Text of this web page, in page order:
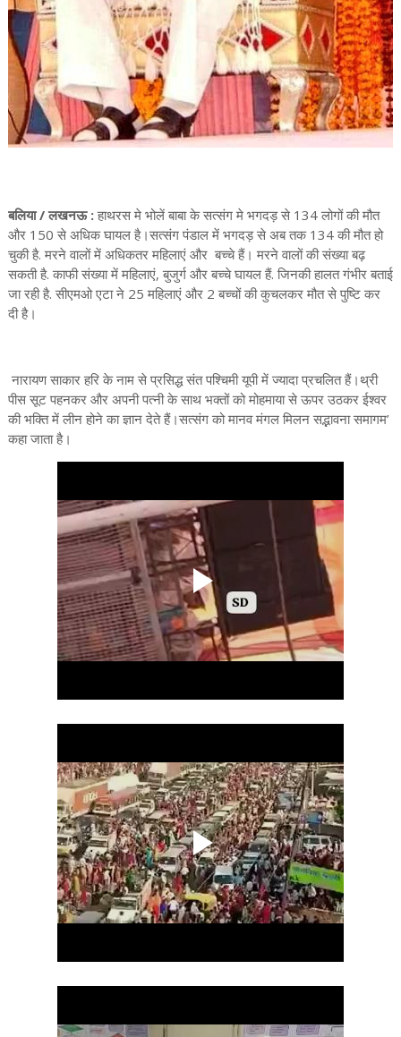
बलिया / लखनऊ :हाथरस मे भोलें बाबा के सत्संग मे भगदड़ से 134 लोगों की मौत
और 150 से अधिक घायल है।सत्संग पंडाल में भगदड़ से अब तक 134 की मौत हो
चुकी है. मरने वालों में अधिकतर महिलाएं और बच्चे हैं। मरने वालों की संख्या बढ़
सकती है. काफी संख्या में महिलाएं, बुजुर्ग और बच्चे घायल हैं. जिनकी हालत गंभीर बताई
जा रही है. सीएमओ एटा ने 25 महिलाएं और 2 बच्चों की कुचलकर मौत से पुष्टि कर
दी है।
नारायण साकार हरि के नाम से प्रसिद्ध संत पश्चिमी यूपी में ज्यादा प्रचलित हैं।थ्री
पीस सूट पहनकर और अपनी पत्नी के साथ भक्तों को मोहमाया से ऊपर उठकर ईश्वर
की भक्ति में लीन होने का ज्ञान देते हैं।सत्संग को मानव मंगल मिलन सद्भावना समागम’
कहा जाता है।